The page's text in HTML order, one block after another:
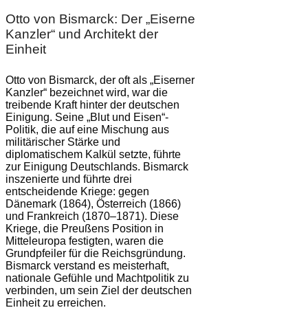
Otto von Bismarck: Der „Eiserne
Kanzler“ und Architekt der
Einheit
Otto von Bismarck, der oft als „Eiserner
Kanzler“ bezeichnet wird, war die
treibende Kraft hinter der deutschen
Einigung. Seine „Blut und Eisen“-
Politik, die auf eine Mischung aus
militärischer Stärke und
diplomatischem Kalkül setzte, führte
zur Einigung Deutschlands. Bismarck
inszenierte und führte drei
entscheidende Kriege: gegen
Dänemark (1864), Österreich (1866)
und Frankreich (1870–1871). Diese
Kriege, die Preußens Position in
Mitteleuropa festigten, waren die
Grundpfeiler für die Reichsgründung.
Bismarck verstand es meisterhaft,
nationale Gefühle und Machtpolitik zu
verbinden, um sein Ziel der deutschen
Einheit zu erreichen.